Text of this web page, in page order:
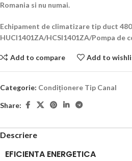
Romania si nu numai.
Echipament de climatizare tip duct
HUCI1401ZA/HCSI1401ZA/Pompa de
Add to compare Add to
Categorie: Condiționere Tip Canal
Share:
Descriere
EFICIENTA ENERGETICA